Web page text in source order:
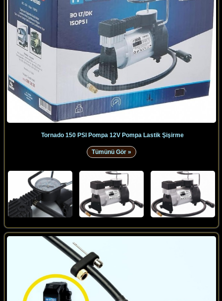
Tornado 150 PSI Pompa 12V Pompa Lastik Şişirme
Tümünü Gör »